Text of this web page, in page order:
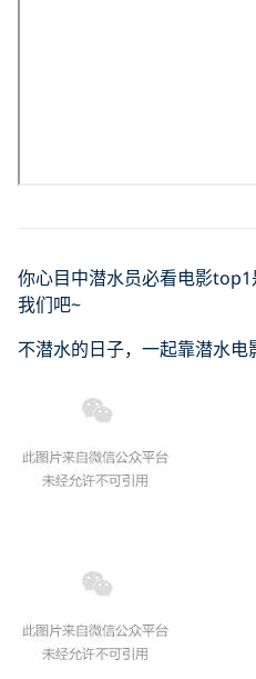
你心目中潜水员必看电影
我们吧~
不潜水的日子，一起靠潜水